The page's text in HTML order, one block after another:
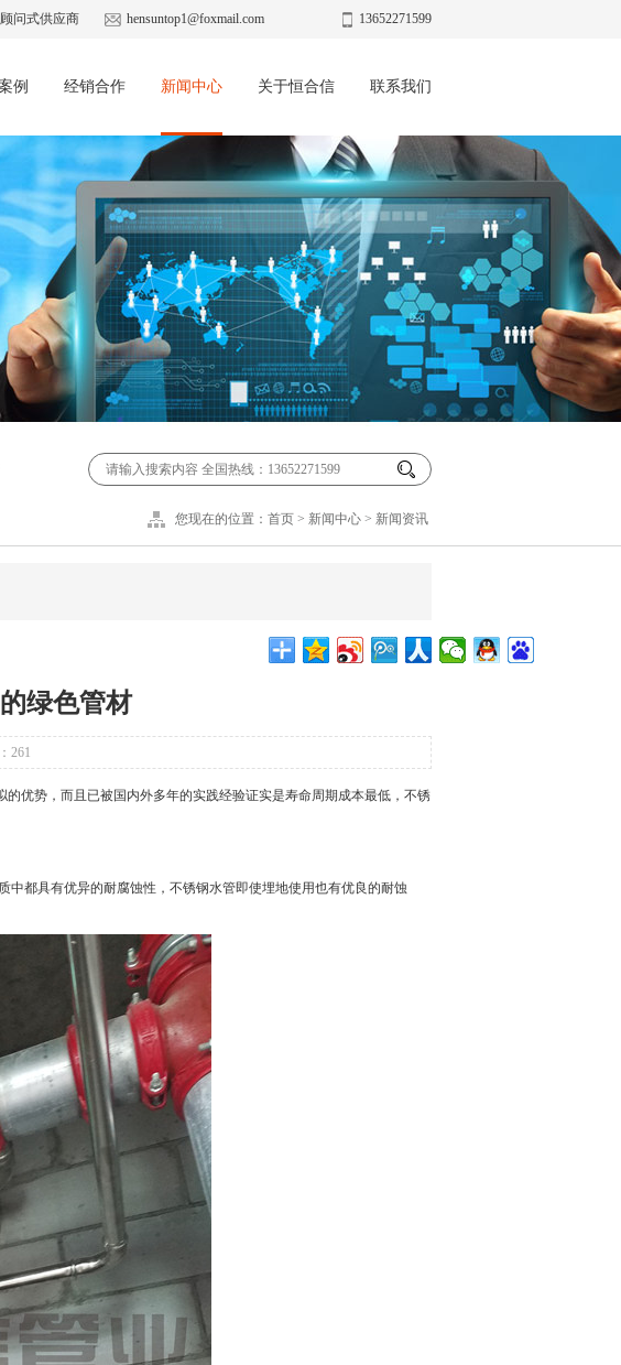
问式供应商 hensuntop1@foxmail.com 13652271599
例 经销合作 新闻中心 关于恒合信 联系我们
您现在的位置： 首页 > 新闻中心 > 新闻资讯
绿色管材
261
优势，而且已被国内外多年的实践经验证实是寿命周期成本最低， 不锈
中都具有优异的耐腐蚀性， 不锈钢水管即使埋地使用也有优良的耐蚀